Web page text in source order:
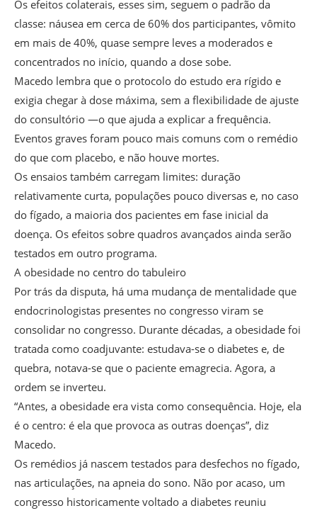
Os efeitos colaterais, esses sim, seguem o padrão da
classe: náusea em cerca de 60% dos participantes, vômito
em mais de 40%, quase sempre leves a moderados e
concentrados no início, quando a dose sobe.
Macedo lembra que o protocolo do estudo era rígido e
exigia chegar à dose máxima, sem a flexibilidade de ajuste
do consultório —o que ajuda a explicar a frequência.
Eventos graves foram pouco mais comuns com o remédio
do que com placebo, e não houve mortes.
Os ensaios também carregam limites: duração
relativamente curta, populações pouco diversas e, no caso
do fígado, a maioria dos pacientes em fase inicial da
doença. Os efeitos sobre quadros avançados ainda serão
testados em outro programa.
A obesidade no centro do tabuleiro
Por trás da disputa, há uma mudança de mentalidade que
endocrinologistas presentes no congresso viram se
consolidar no congresso. Durante décadas, a obesidade foi
tratada como coadjuvante: estudava-se o diabetes e, de
quebra, notava-se que o paciente emagrecia. Agora, a
ordem se inverteu.
“Antes, a obesidade era vista como consequência. Hoje, ela
é o centro: é ela que provoca as outras doenças”, diz
Macedo.
Os remédios já nascem testados para desfechos no fígado,
nas articulações, na apneia do sono. Não por acaso, um
congresso historicamente voltado a diabetes reuniu